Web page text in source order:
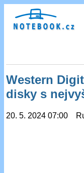
Western
disky s
20. 5. 2024 07:00